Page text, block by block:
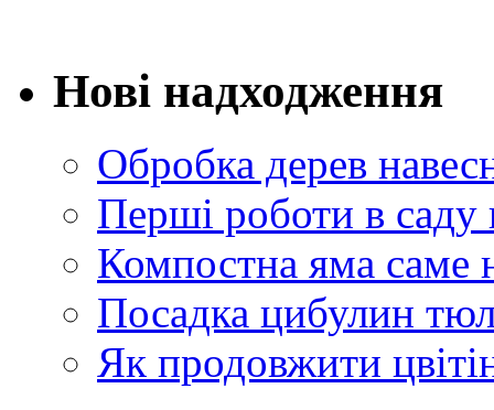
Нові надходження
Обробка дерев
Перші роботи в саду
Компостна яма саме
Посадка цибулин
Як продовжити